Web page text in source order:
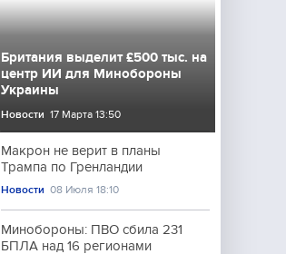
Британия выделит £500 тыс. на
центр ИИ для Минобороны
Украины
Новости 17 Марта 13:50
Макрон не верит в планы
Трампа по Гренландии
Новости 08 Июля 18:10
Минобороны: ПВО сбила 231
БПЛА над 16 регионами